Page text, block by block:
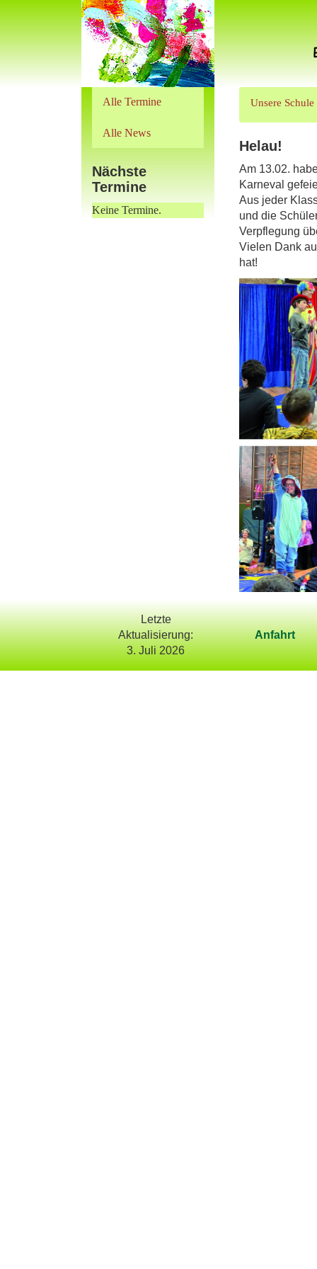
Unsere Schule
Helau!
Am 13.02.
Karneval
Aus jeder
und die
Verpflegung
Vielen Dank
hat!
Alle Termine
Alle News
Nächste
Termine
Keine Termine.
Letzte
Aktualisierung:
3. Juli 2026
Anfahrt